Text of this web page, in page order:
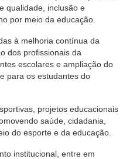
qualidade, inclusão e
por meio da educação.
à melhoria contínua da
dos profissionais da
escolares e ampliação do
para os estudantes do
projetos educacionais
saúde, cidadania,
do esporte e da educação.
institucional, entre em